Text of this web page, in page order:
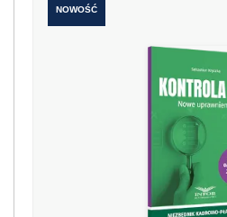
NOWOŚĆ